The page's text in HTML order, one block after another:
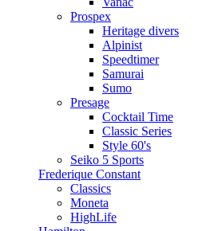
Prospex
Heritage divers
Alpinist
Speedtimer
Samurai
Sumo
Presage
Cocktail Time
Classic Series
Style 60's
Seiko 5 Sports
Frederique Constant
Classics
Moneta
HighLife